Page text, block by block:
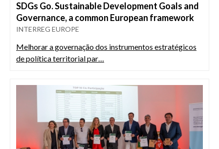
SDGs Go. Sustainable Development Goals and
Governance, a common European framework
INTERREG EUROPE
Melhorar a governação dos instrumentos estratégicos
de política territorial par…